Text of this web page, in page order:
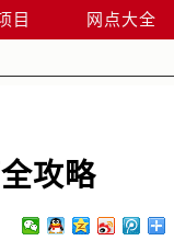
目 网点大全
攻略